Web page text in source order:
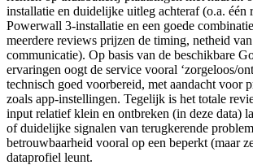
installatie en duidelijke uitleg achteraf (o.a. één
Powerwall 3-installatie en een goede
meerdere reviews prijzen de timing, netheid
communicatie). Op basis van de beschikbare
ervaringen oogt de service vooral ‘zorgeloos/
technisch goed voorbereid, met aandacht voor
zoals app-instellingen. Tegelijk is het totale
input relatief klein en ontbreken (in deze data)
of duidelijke signalen van terugkerende
betrouwbaarheid vooral op een beperkt (maar
dataprofiel leunt.